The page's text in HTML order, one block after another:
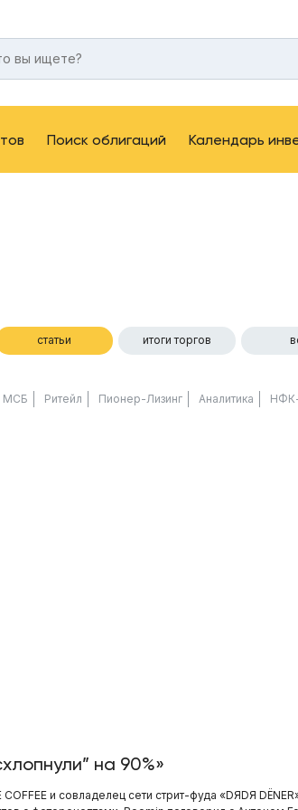
Поиск облигаций Календарь
статьи итоги торгов
МСБ Ритейл Пионер-Лизинг Аналитика
на 90%»
и совладелец сети стрит-фуда «DЯDЯ